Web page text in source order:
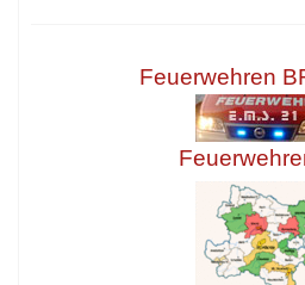
Feuerwehren